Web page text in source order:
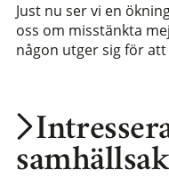
Just nu ser vi en
oss om misstänkta
någon utger sig för att